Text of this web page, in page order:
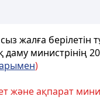
жалға берілетін
даму министрінің
)
және ақпарат